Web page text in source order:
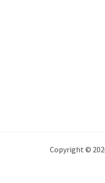
Copyright ©